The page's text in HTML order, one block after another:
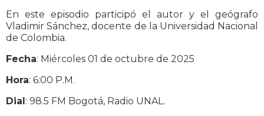
En este episodio participó el autor y el geógrafo
Vladimir Sánchez, docente de la Universidad Nacional
de Colombia.
Fecha: Miércoles 01 de octubre de 2025
Hora: 6:00 P.M.
Dial : 98.5 FM Bogotá, Radio UNAL.